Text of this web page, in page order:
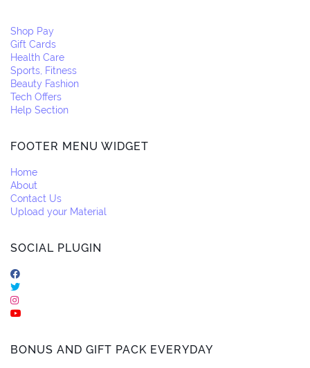
Shop Pay
Gift Cards
Health Care
Sports, Fitness
Beauty Fashion
Tech Offers
Help Section
FOOTER MENU WIDGET
Home
About
Contact Us
Upload your Material
SOCIAL PLUGIN
BONUS AND GIFT PACK EVERYDAY